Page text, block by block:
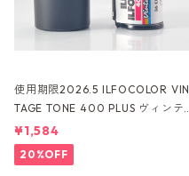
使用期限2026.5 ILFOCOLOR VIN
TAGE TONE 400 PLUS ヴィンテ
ージトーン 35mmフィルム 24枚
撮り (K026)
¥1,584
20%OFF